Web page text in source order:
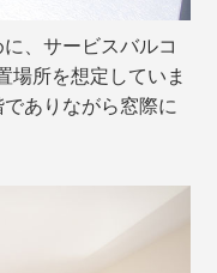
、サービスバルコ
場所を想定していま
ありながら窓際に